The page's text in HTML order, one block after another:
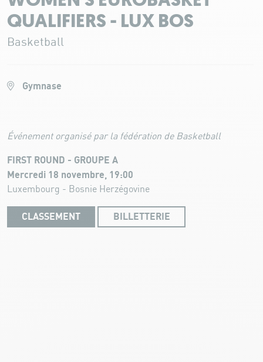
QUALIFIERS - LUX BOS
Basketball
Gymnase
Événement organisé par la fédération de Basketball
FIRST ROUND - GROUPE A
Mercredi 18 novembre, 19:00
Luxembourg - Bosnie Herzégovine
CLASSEMENT BILLETTERIE